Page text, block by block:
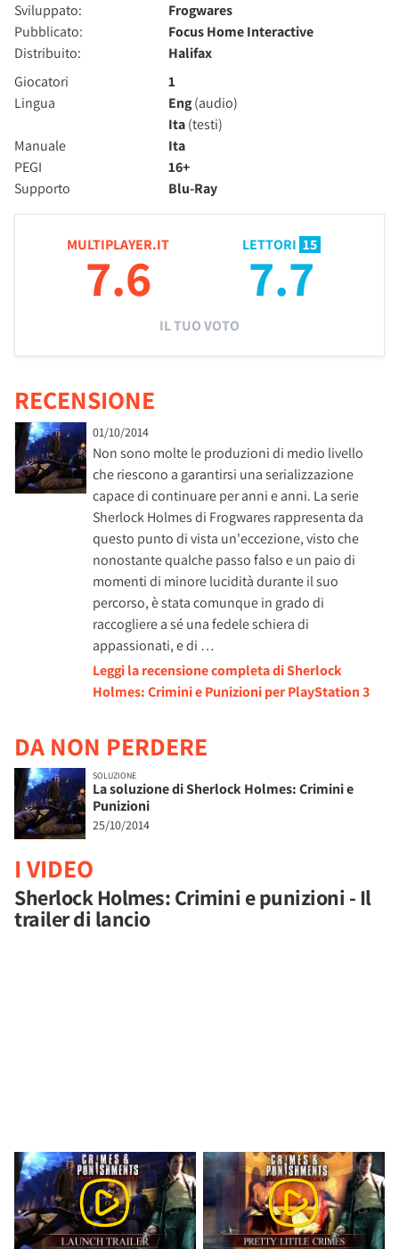
Sviluppato:
Frogwares
Pubblicato:
Focus Home Interactive
Distribuito:
Halifax
Giocatori
1
Lingua
Eng(audio)
Ita(testi)
Manuale
Ita
PEGI
16+
Supporto
Blu-Ray
MULTIPLAYER.IT
7.6
LETTORI 15
7.7
IL TUO VOTO
RECENSIONE
01/10/2014
Non sono molte le produzioni di medio livello
che riescono a garantirsi una serializzazione
capace di continuare per anni e anni. La serie
Sherlock Holmes di Frogwares rappresenta da
questo punto di vista un'eccezione, visto che
nonostante qualche passo falso e un paio di
momenti di minore lucidità durante il suo
percorso, è stata comunque in grado di
raccogliere a sé una fedele schiera di
appassionati, e di …
Leggi la recensione completa di Sherlock
Holmes: Crimini e Punizioni per PlayStation 3
DA NON PERDERE
SOLUZIONE
La soluzione di Sherlock Holmes: Crimini e
Punizioni
25/10/2014
I VIDEO
Sherlock Holmes: Crimini e punizioni - Il
trailer di lancio